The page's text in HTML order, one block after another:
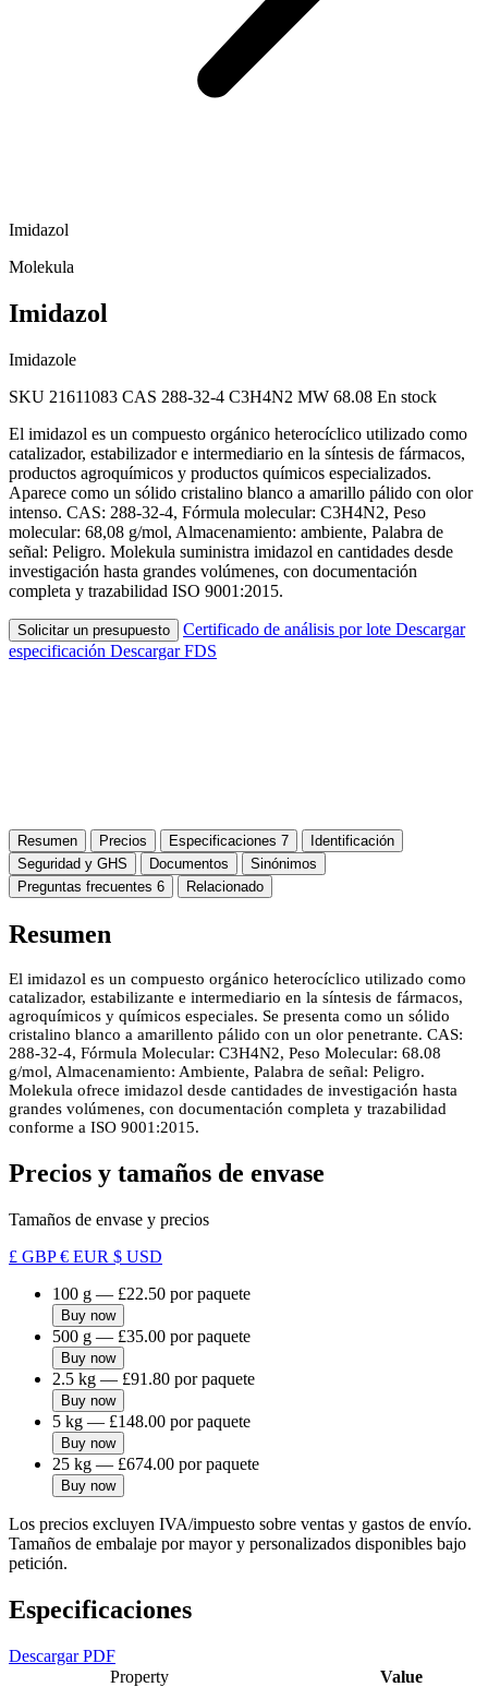
Imidazol
Molekula
Imidazol
Imidazole
SKU 21611083 CAS 288-32-4 C3H4N2 MW 68.08 En stock
El imidazol es un compuesto orgánico heterocíclico utilizado como
catalizador, estabilizador e intermediario en la síntesis de fármacos,
productos agroquímicos y productos químicos especializados.
Aparece como un sólido cristalino blanco a amarillo pálido con olor
intenso. CAS: 288-32-4, Fórmula molecular: C3H4N2, Peso
molecular: 68,08 g/mol, Almacenamiento: ambiente, Palabra de
señal: Peligro. Molekula suministra imidazol en cantidades desde
investigación hasta grandes volúmenes, con documentación
completa y trazabilidad ISO 9001:2015.
Solicitar un presupuesto Certificado de análisis por lote Descargar
especificación Descargar FDS
Resumen Precios Especificaciones 7
Identificación
Seguridad y GHS
Documentos
Sinónimos
Preguntas frecuentes 6 Relacionado
Resumen
El imidazol es un compuesto orgánico heterocíclico utilizado como
catalizador, estabilizante e intermediario en la síntesis de fármacos,
agroquímicos y químicos especiales. Se presenta como un sólido
cristalino blanco a amarillento pálido con un olor penetrante. CAS:
288-32-4, Fórmula Molecular: C3H4N2, Peso Molecular: 68.08
g/mol, Almacenamiento: Ambiente, Palabra de señal: Peligro.
Molekula ofrece imidazol desde cantidades de investigación hasta
grandes volúmenes, con documentación completa y trazabilidad
conforme a ISO 9001:2015.
Precios y tamaños de envase
Tamaños de envase y precios
£ GBP€ EUR $ USD
100 g — £22.50 por paquete
Buy now
500 g — £35.00 por paquete
Buy now
2.5 kg — £91.80 por paquete
Buy now
5 kg — £148.00 por paquete
Buy now
25 kg — £674.00 por paquete
Buy now
Los precios excluyen IVA/impuesto sobre ventas y gastos de envío.
Tamaños de embalaje por mayor y personalizados disponibles bajo
petición.
Especificaciones
Descargar PDF
Property
Value